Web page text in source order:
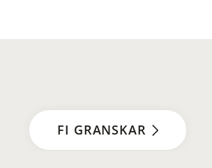
FI GRANSKAR